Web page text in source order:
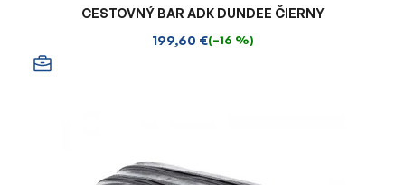
CESTOVNÝ BAR ADK DUNDEE ČIERNY
199,60 €(–16 %)